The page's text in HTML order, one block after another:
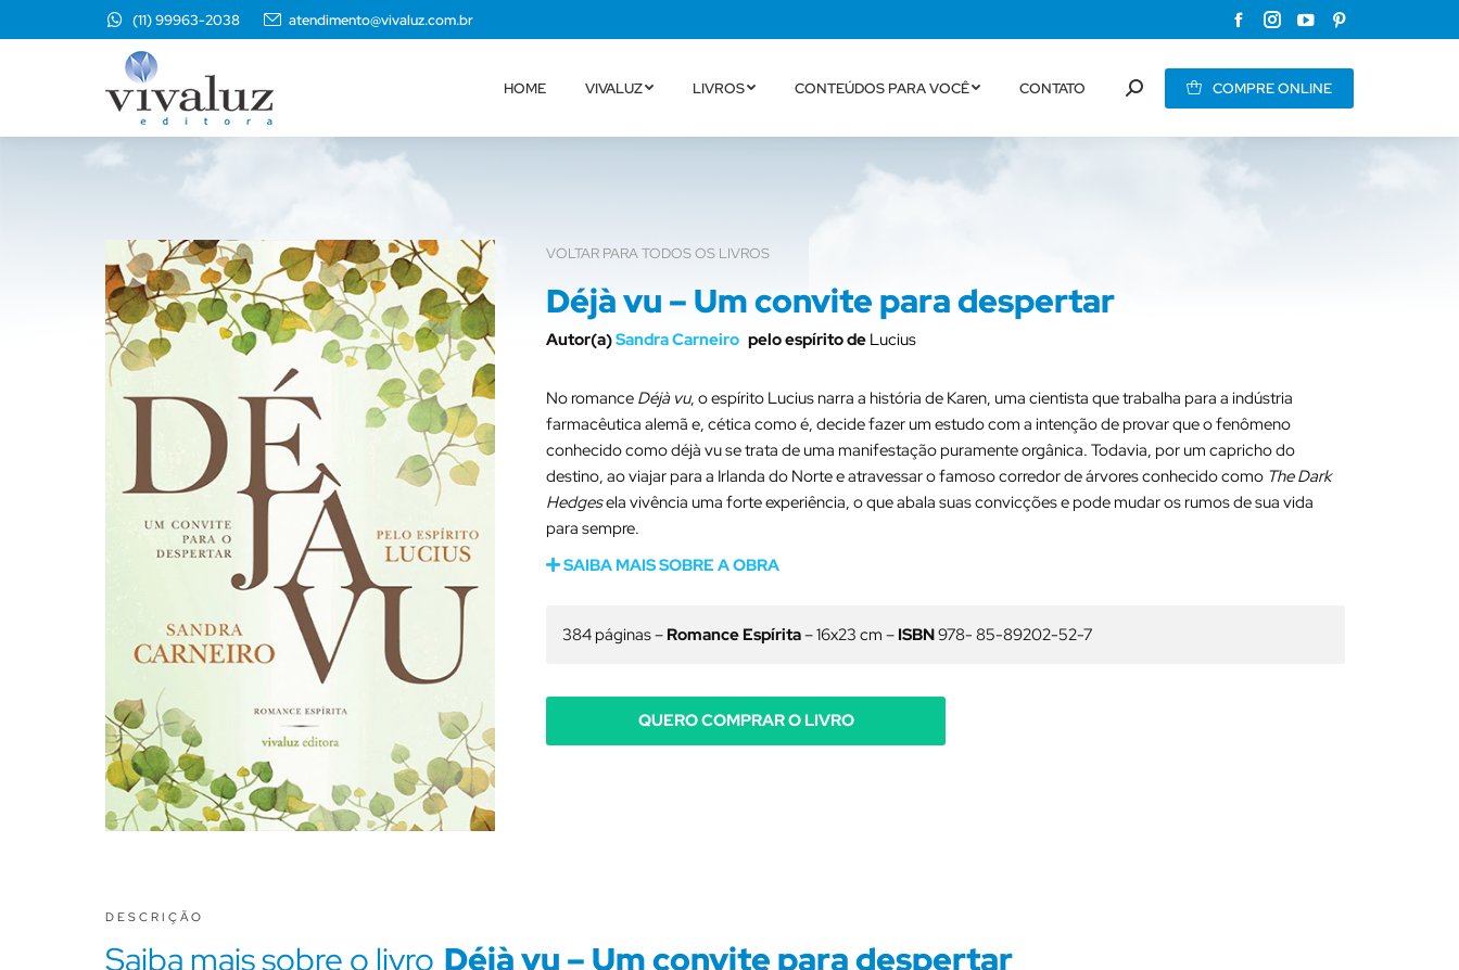
(11) 99963-2038 atendimento@vivaluz.com.br
Facebook
opens
Instagram
opens
YouTube
opens
HOME VIVALUZ LIVROS CONTEÚDOS PARA VOCÊ CONTATO Buscar COMPRE ONLINE
VOLTAR PARA TODOS OS LIVROS
Déjà vu – Um convite para despertar
Autor(a)Sandra Carneiro pelo espírito de Lucius
No romance Déjà vu, o espírito Lucius narra a história de Karen, uma cientista que trabalha para a indústria
farmacêutica alemã e, cética como é, decide fazer um estudo com a intenção de provar que o fenômeno
conhecido como déjà vu se trata de uma manifestação puramente orgânica. Todavia, por um capricho do
destino, ao viajar para a Irlanda do Norte e atravessar o famoso corredor de árvores conhecido como The Dark
Hedgesela vivência uma forte experiência, o que abala suas convicções e pode mudar os rumos de sua vida
para sempre.
SAIBA MAIS SOBRE A OBRA
384 páginas – Romance Espírita– 16x23 cm – ISBN978- 85-89202-52-7
QUERO COMPRAR O LIVRO
DESCRIÇÃO
Saiba mais sobre o livro Déjà vu – Um convite para despertar